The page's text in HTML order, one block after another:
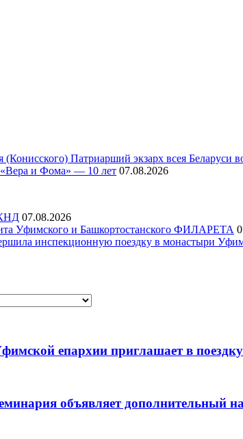
(Конисского) Патриарший экзарх всея Беларуси
«Вера и Фома» — 10 лет 07.08.2026
07.08.2026
Уфимского и Башкортостанского ФИЛАРЕТА
инспекционную поездку в монастыри
епархии приглашает в
объявляет дополнительный